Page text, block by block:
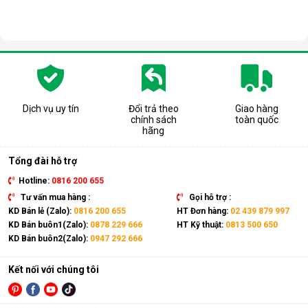
nhà sản xuất đã trang bị cho quạt chức năng hẹn giờ 1h - 3h -
Remote điều khiển từ xa tiện lợi
Remote điều khiển từ xa trên quạt trần Panasonic F-56MZG-
GOS được thiết kế thông minh và tiện lợi. Người dùng có thể
dễ dàng điều khiển mọi hoạt động của quạt từ xa nhanh
Dịch vụ uy tín
Đổi trả theo
chính sách
hãng
Giao hàng
toàn quốc
Tổng đài hỗ trợ
Hotline: 0816 200 655
Tư vấn mua hàng :
KD Bán lẻ (Zalo): 0816 200 655
KD Bán buôn1(Zalo): 0878 229 666
KD Bán buôn2(Zalo): 0947 292 666
Gọi hỗ trợ :
HT Đơn hàng: 02 439 879 997
HT Kỹ thuật: 0813 500 650
Kết nối với chúng tôi